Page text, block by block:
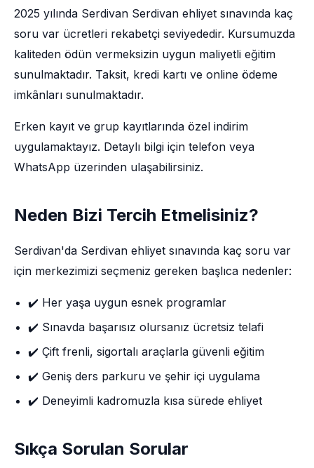
2025 yılında Serdivan Serdivan ehliyet sınavında kaç
soru var ücretleri rekabetçi seviyededir. Kursumuzda
kaliteden ödün vermeksizin uygun maliyetli eğitim
sunulmaktadır. Taksit, kredi kartı ve online ödeme
imkânları sunulmaktadır.
Erken kayıt ve grup kayıtlarında özel indirim
uygulamaktayız. Detaylı bilgi için telefon veya
WhatsApp üzerinden ulaşabilirsiniz.
Neden Bizi Tercih Etmelisiniz?
Serdivan'da Serdivan ehliyet sınavında kaç soru var
için merkezimizi seçmeniz gereken başlıca nedenler:
✔️ Her yaşa uygun esnek programlar
✔️ Sınavda başarısız olursanız ücretsiz telafi
✔️ Çift frenli, sigortalı araçlarla güvenli eğitim
✔️ Geniş ders parkuru ve şehir içi uygulama
✔️ Deneyimli kadromuzla kısa sürede ehliyet
Sıkça Sorulan Sorular